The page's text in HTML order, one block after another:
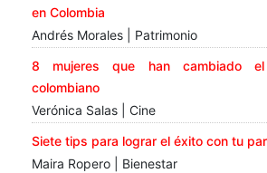
en Colombia
Andrés Morales | Patrimonio
8 mujeres que han cambiado
colombiano
Verónica Salas | Cine
Siete tips para lograr el éxito con tu
Maira Ropero | Bienestar